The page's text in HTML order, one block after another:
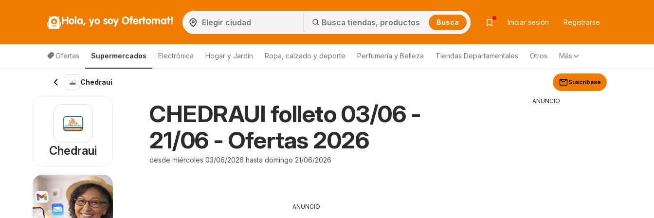
Hola, yo soy Ofertomat! Busca Iniciar sesión Registrarse
Ofertas Supermercados Electrónica Hogar y Jardín Ropa, calzado y deporte Perfumería y Belleza Tiendas Departamentales Otros Más
Chedraui Suscríbase
CHEDRAUI folleto 03/06 -
21/06 - Ofertas 2026
desde miércoles 03/06/2026 hasta domingo 21/06/2026
ANUNCIO
Chedraui
ANUNCIO